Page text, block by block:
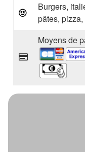
Burgers,
pâtes,
Moyens de